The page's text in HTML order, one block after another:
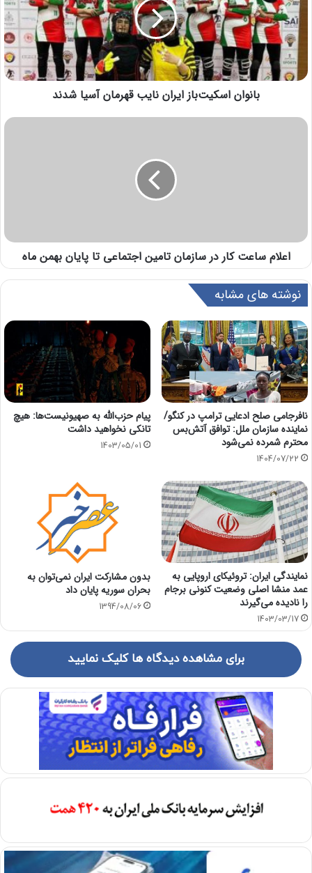
بانوان اسکیت‌باز ایران نایب قهرمان آسیا شدند
اعلام ساعت کار در سازمان تامین اجتماعی تا پایان بهمن ماه
نوشته های مشابه
نافرجامی صلح ادعایی ترامپ در کنگو/
نماینده سازمان ملل: توافق آتش‌بس
محترم شمرده نمی‌شود
1404/07/22
پیام حزب‌الله به صهیونیست‌ها: هیچ
تانکی نخواهید داشت
1403/05/01
نمایندگی ایران: تروئیکای اروپایی به
عمد منشا اصلی وضعیت کنونی برجام
را نادیده می‌گیرند
1403/03/17
بدون مشارکت ایران نمی‌توان به
بحران سوریه پایان داد
1394/08/06
برای مشاهده دیدگاه ها کلیک نمایید